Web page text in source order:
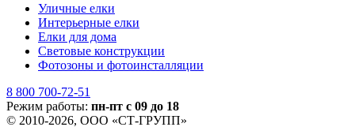
Уличные елки
Интерьерные елки
Елки для дома
Световые конструкции
Фотозоны и фотоинсталляции
8 800 700-72-51
Режим работы: пн-пт с 09 до 18
© 2010-2026, ООО «СТ-ГРУПП»